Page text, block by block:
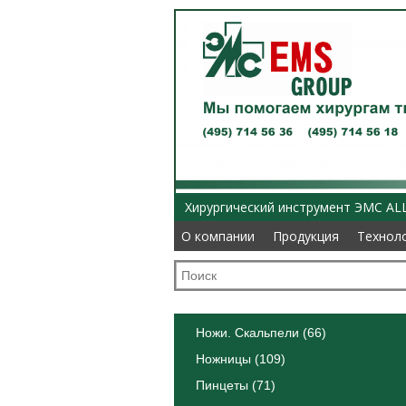
Хирургический инструмент ЭМС
О компании
Продукция
О компании
Продукция
Ножи. Скальпели (66)
Ножницы (109)
Пинцеты (71)